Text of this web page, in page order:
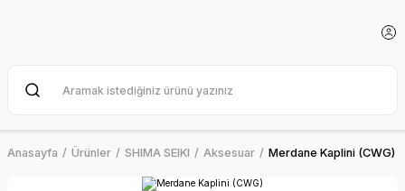
Anasayfa Ürünler SHIMA SEIKI Aksesuar Merdane Kaplini (CWG)